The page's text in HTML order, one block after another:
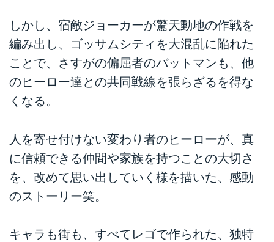
しかし、宿敵ジョーカーが驚天動地の作戦を
編み出し、ゴッサムシティを大混乱に陥れた
ことで、さすがの偏屈者のバットマンも、他
のヒーロー達との共同戦線を張らざるを得な
くなる。
人を寄せ付けない変わり者のヒーローが、真
に信頼できる仲間や家族を持つことの大切さ
を、改めて思い出していく様を描いた、感動
のストーリー笑。
キャラも街も、すべてレゴで作られた、独特